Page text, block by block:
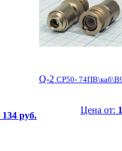
134 руб.
Q-2 СР50-
Цена от: